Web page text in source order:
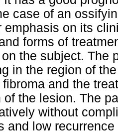
case of an
emphasis on its
forms of
the subject. The
in the region of
and the
of the lesion. The
without
and low